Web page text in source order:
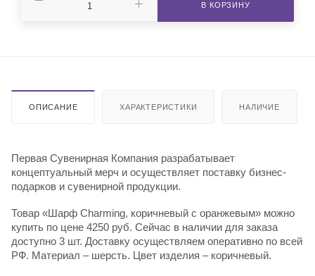
В КОРЗИНУ
ОПИСАНИЕ ХАРАКТЕРИСТИКИ НАЛИЧИЕ
Первая Сувенирная Компания разрабатывает
концептуальный мерч и осуществляет поставку бизнес-
подарков и сувенирной продукции.
Товар «Шарф Charming, коричневый с оранжевым» можно
купить по цене 4250 руб. Сейчас в наличии для заказа
доступно 3 шт. Доставку осуществляем оперативно по всей
РФ. Материал – шерсть. Цвет изделия – коричневый.